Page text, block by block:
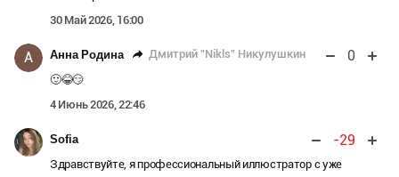
30 Май 2026, 16:00
А Анна Родина Дмитрий "Nikls" Никулушкин 0
🙂😂😏
4 Июнь 2026, 22:46
Sofia -29
Здравствуйте, я профессиональный иллюстратор с уже